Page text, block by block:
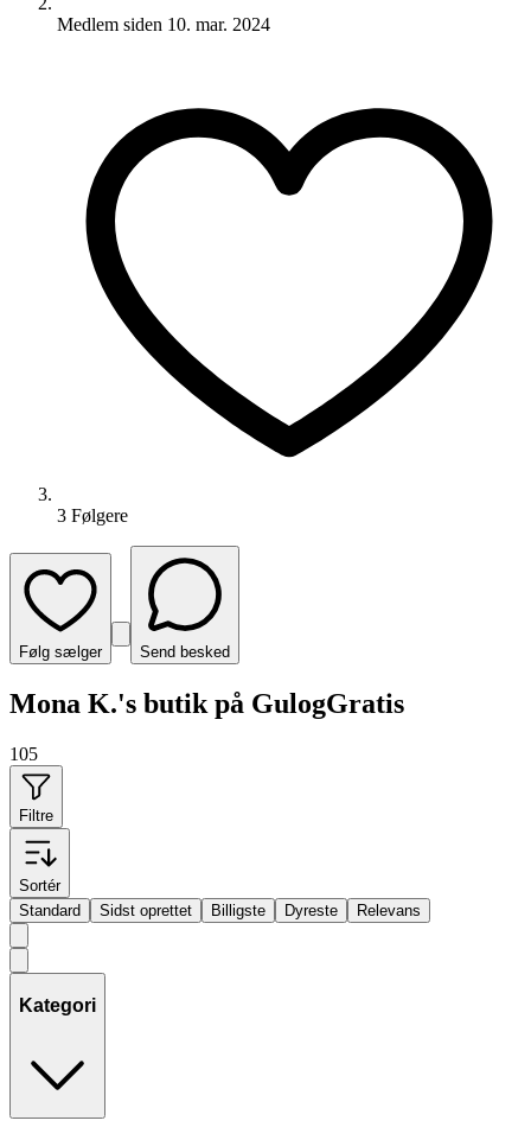
Medlem siden 10. mar. 2024
3 Følgere
Følg sælger Send besked
Mona K.'s butik på GulogGratis
105
Filtre
Sortér
Standard
Sidst oprettet Billigste Dyreste Relevans
Kategori